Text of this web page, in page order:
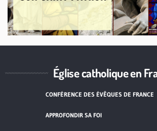
Église catholique en
CONFÉRENCE DES ÉVÊQUES DE FRANCE
APPROFONDIR SA FOI